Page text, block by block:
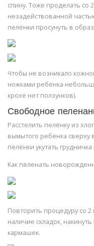
спину. Тоже проделать со
незадействованной
пелёнки просунуть в
Чтобы не возникало
ножками ребёнка
крохе нет ползунков).
Свободное
Расстелить пелёнку из
вымытого ребёнка
пелёнки укутать
Как пеленать
Повторить процедуру со
наличие складок,
кармашек.